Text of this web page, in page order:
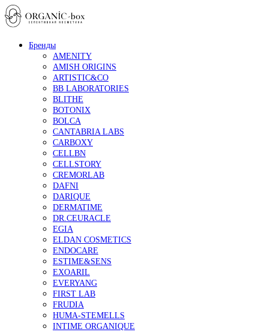
Бренды
AMENITY
AMISH ORIGINS
ARTISTIC&CO
BB LABORATORIES
BLITHE
BOTONIX
BOLCA
CANTABRIA LABS
CARBOXY
CELLBN
CELLSTORY
CREMORLAB
DAFNI
DARIQUE
DERMATIME
DR.CEURACLE
EGIA
ELDAN COSMETICS
ENDOCARE
ESTIME&SENS
EXOARIL
EVERYANG
FIRST LAB
FRUDIA
HUMA-STEMELLS
INTIME ORGANIQUE